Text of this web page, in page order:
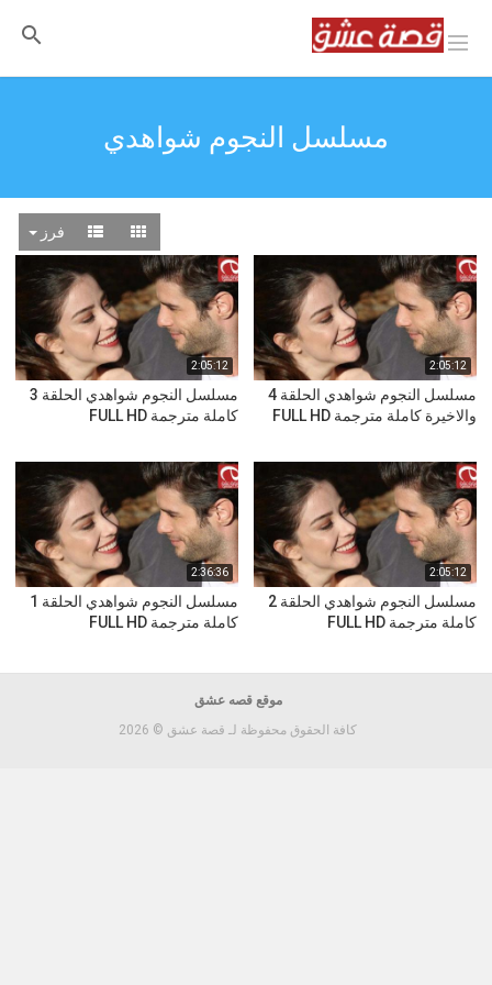
مسلسل النجوم شواهدي
فرز
2:05:12
مسلسل النجوم شواهدي الحلقة 4
والاخيرة كاملة مترجمة FULL HD
2:05:12
مسلسل النجوم شواهدي الحلقة 3
كاملة مترجمة FULL HD
2:05:12
مسلسل النجوم شواهدي الحلقة 2
كاملة مترجمة FULL HD
2:36:36
مسلسل النجوم شواهدي الحلقة 1
كاملة مترجمة FULL HD
موقع قصه عشق
كافة الحقوق محفوظة لـ قصة عشق © 2026